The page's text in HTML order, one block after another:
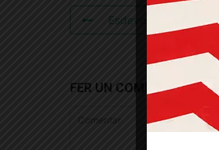
Esdeveniment Anterior
FER UN COMENTARI